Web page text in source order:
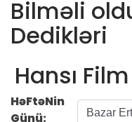
Bilməli
Dedikləri
Hansı
HəFtəNin
Günü: